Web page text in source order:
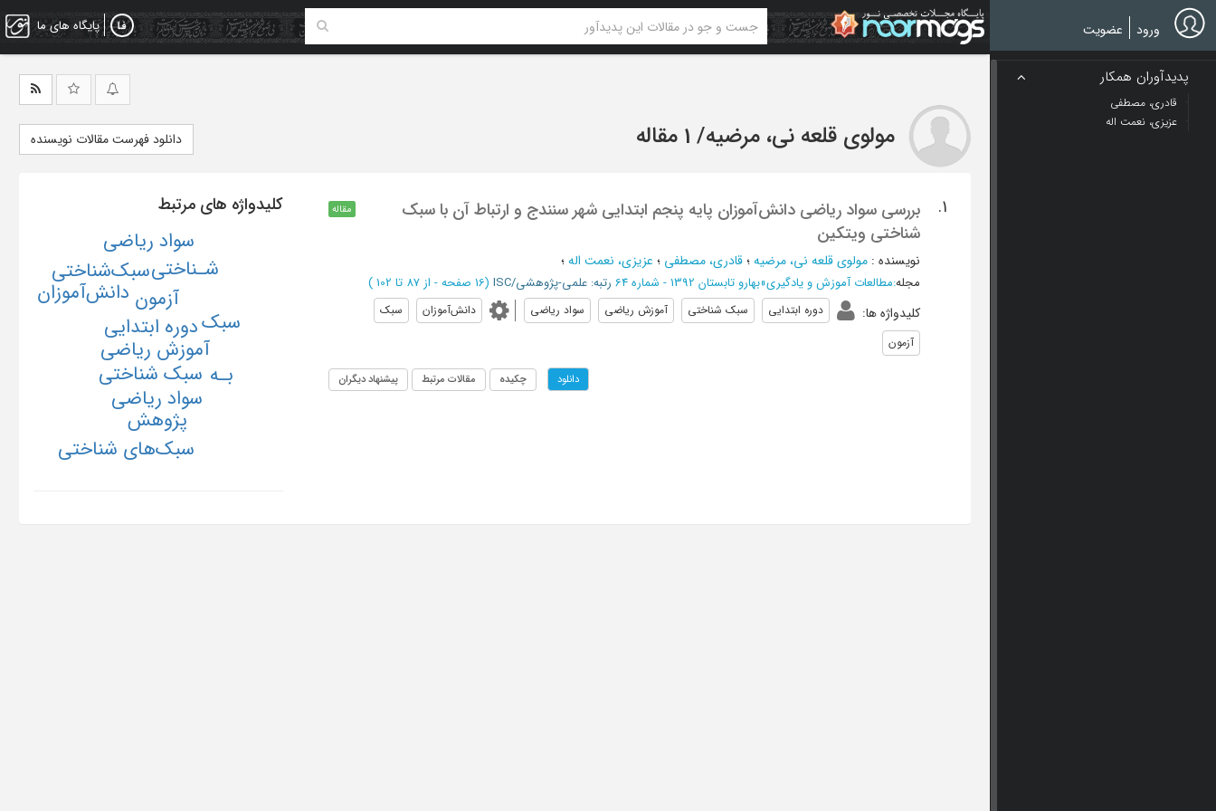
Skip
to
main
پایگاه های ما ورود عضویت
پدیدآوران همکار
قادری، مصطفی
عزیزی، نعمت اله
مولوی قلعه نی، مرضیه/ 1 مقاله دانلود فهرست مقالات نویسنده
1.
بررسی سواد ریاضی دانش‌آموزان پایه پنجم ابتدایی شهر سنندج و ارتباط آن با سبک
شناختی ویتکین
مقاله
نویسنده : مولوی قلعه نی، مرضیه؛قادری، مصطفی ؛ عزیزی، نعمت اله؛
مجله:مطالعات آموزش و یادگیری»بهارو تابستان 1392 - شماره 64 رتبه: علمی-پژوهشی/ISC (‎16 صفحه - از 87 تا 102 )
کلیدواژه ها: دوره ابتدایی سبک شناختی آموزش ریاضی سواد ریاضی دانش‌آموزان
سبک
آزمون
دانلود چکیده مقالات مرتبط پیشنهاد دیگران
کلیدواژه های مرتبط
آموزش ریاضی
دوره ابتدایی
سبک شناختی
سواد ریاضی
آزمون
بـه
پژوهش
دانش‌آموزان
سبک
سبک‌شناختی
سبک‌های شناختی
سواد ریاضی
شـناختی